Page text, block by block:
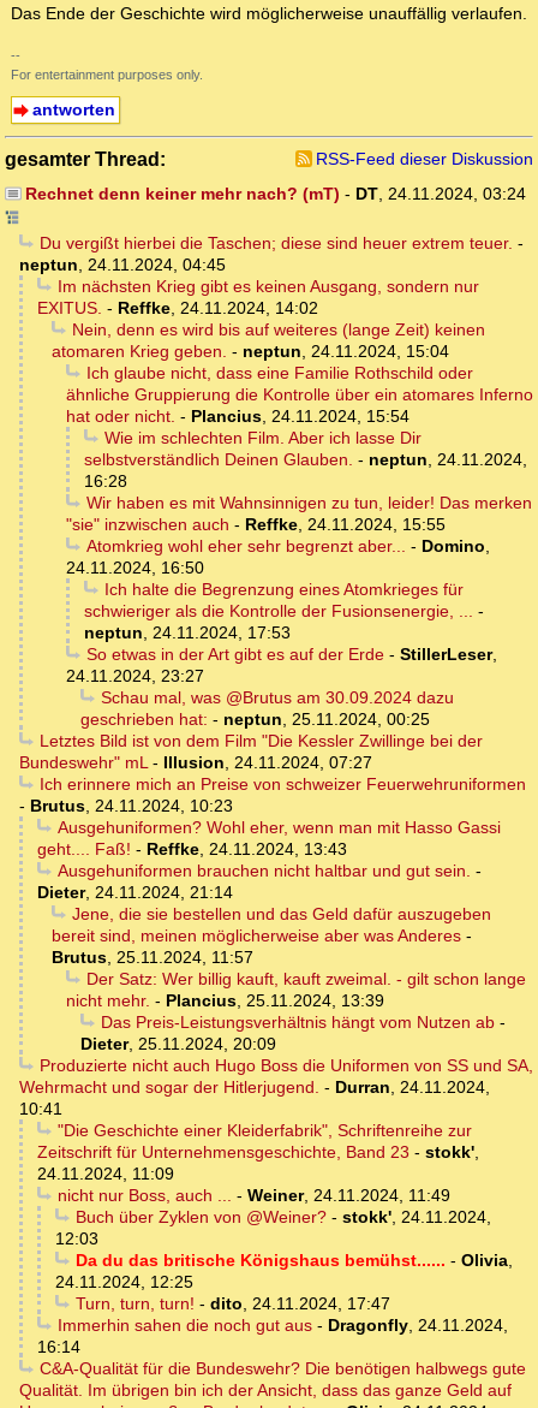
Das Ende der Geschichte wird möglicherweise unauffällig verlaufen.
--
For entertainment purposes only.
antworten
gesamter Thread:
RSS-Feed dieser Diskussion
Rechnet denn keiner mehr nach? (mT) - DT, 24.11.2024, 03:24
Du vergißt hierbei die Taschen; diese sind heuer extrem teuer. -
neptun, 24.11.2024, 04:45
Im nächsten Krieg gibt es keinen Ausgang, sondern nur
EXITUS. - Reffke, 24.11.2024, 14:02
Nein, denn es wird bis auf weiteres (lange Zeit) keinen
atomaren Krieg geben. - neptun, 24.11.2024, 15:04
Ich glaube nicht, dass eine Familie Rothschild oder
ähnliche Gruppierung die Kontrolle über ein atomares Inferno
hat oder nicht. - Plancius, 24.11.2024, 15:54
Wie im schlechten Film. Aber ich lasse Dir
selbstverständlich Deinen Glauben. - neptun, 24.11.2024,
16:28
Wir haben es mit Wahnsinnigen zu tun, leider! Das merken
"sie" inzwischen auch - Reffke, 24.11.2024, 15:55
Atomkrieg wohl eher sehr begrenzt aber... - Domino,
24.11.2024, 16:50
Ich halte die Begrenzung eines Atomkrieges für
schwieriger als die Kontrolle der Fusionsenergie, ... -
neptun, 24.11.2024, 17:53
So etwas in der Art gibt es auf der Erde- StillerLeser,
24.11.2024, 23:27
Schau mal, was @Brutus am 30.09.2024 dazu
geschrieben hat: - neptun, 25.11.2024, 00:25
Letztes Bild ist von dem Film "Die Kessler Zwillinge bei der
Bundeswehr" mL- Illusion, 24.11.2024, 07:27
Ich erinnere mich an Preise von schweizer Feuerwehruniformen
- Brutus, 24.11.2024, 10:23
Ausgehuniformen? Wohl eher, wenn man mit Hasso Gassi
geht.... Faß! - Reffke, 24.11.2024, 13:43
Ausgehuniformen brauchen nicht haltbar und gut sein. -
Dieter, 24.11.2024, 21:14
Jene, die sie bestellen und das Geld dafür auszugeben
bereit sind, meinen möglicherweise aber was Anderes -
Brutus, 25.11.2024, 11:57
Der Satz: Wer billig kauft, kauft zweimal. - gilt schon lange
nicht mehr. - Plancius, 25.11.2024, 13:39
Das Preis-Leistungsverhältnis hängt vom Nutzen ab-
Dieter, 25.11.2024, 20:09
Produzierte nicht auch Hugo Boss die Uniformen von SS und SA,
Wehrmacht und sogar der Hitlerjugend. - Durran, 24.11.2024,
10:41
"Die Geschichte einer Kleiderfabrik", Schriftenreihe zur
Zeitschrift für Unternehmensgeschichte, Band 23 - stokk',
24.11.2024, 11:09
nicht nur Boss, auch ... - Weiner, 24.11.2024, 11:49
Buch über Zyklen von @Weiner?- stokk', 24.11.2024,
12:03
Da du das britische Königshaus bemühst...... - Olivia,
24.11.2024, 12:25
Turn, turn, turn! - dito, 24.11.2024, 17:47
Immerhin sahen die noch gut aus- Dragonfly, 24.11.2024,
16:14
C&A-Qualität für die Bundeswehr? Die benötigen halbwegs gute
Qualität. Im übrigen bin ich der Ansicht, dass das ganze Geld auf